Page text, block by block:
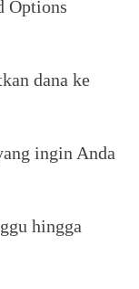
Options
dana ke
ingin Anda
hingga